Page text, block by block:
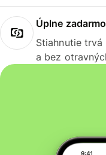
Úplne
Stiahnutie trvá
a bez